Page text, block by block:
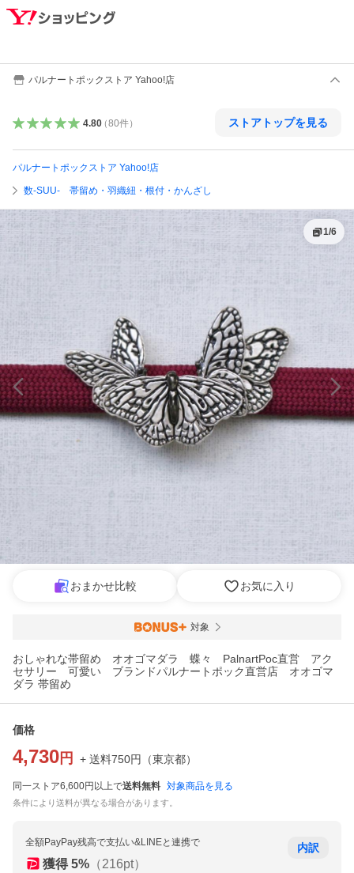
パルナートポックストア Yahoo!店
4.80（80件） ストアトップを見る
パルナートポックストア Yahoo!店
数-SUU- 帯留め・羽織紐・根付・かんざし
1/6
おまかせ比較 お気に入り
対象
おしゃれな帯留め オオゴマダラ 蝶々 PalnartPoc直営 アク
セサリー 可愛い ブランドパルナートポック直営店 オオゴマ
ダラ 帯留め
価格
4,730 円 + 送料750円 （東京都）
同一ストア6,600円以上で送料無料 対象商品を見る
条件により送料が異なる場合があります。
全額PayPay残高で支払い&LINEと連携で
獲得 5% （216pt）
内訳